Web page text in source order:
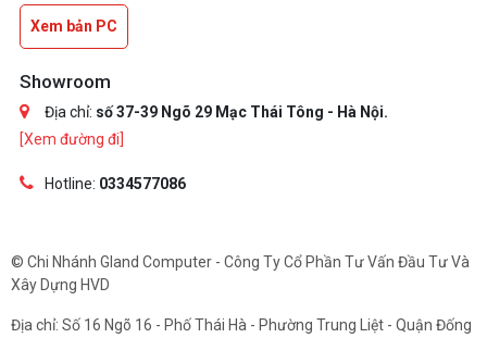
Xem bản PC
Showroom
Địa chỉ: số 37-39 Ngõ 29 Mạc Thái Tông - Hà Nội.
[Xem đường đi]
Hotline: 0334577086
© Chi Nhánh Gland Computer - Công Ty Cổ Phần Tư Vấn Đầu Tư Và
Xây Dựng HVD
Địa chỉ: Số 16 Ngõ 16 - Phố Thái Hà - Phường Trung Liệt - Quận Đống